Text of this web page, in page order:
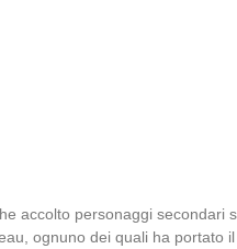
accolto personaggi secondari
ognuno dei quali ha portato il